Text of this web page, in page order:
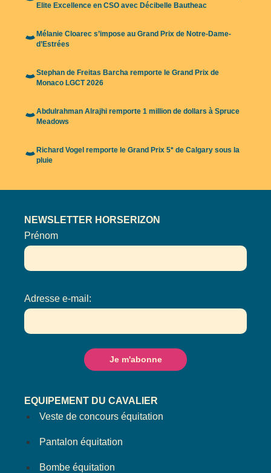
Elite Excellence en CSO avec Décibelle Bautheac
Mélanie Cloarec s’impose au Grand Prix de Notre-Dame-
d’Estrées
Stephan de Freitas Barcha remporte le Grand Prix de
Monaco LGCT 2026
Abdulrahman Alrajhi remporte 1 million de dollars à Spruce
Meadows
Richard Vogel remporte le Grand Prix 5* de Calgary sous la
pluie
EQUIPEMENT DU CAVALIER
Veste de concours équitation
Pantalon équitation
Bombe équitation
NEWSLETTER HORSERIZON
Prénom
Adresse e-mail: